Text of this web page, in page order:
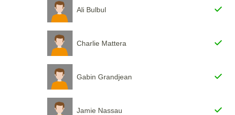
Ali Bulbul
Charlie Mattera
Gabin Grandjean
Jamie Nassau